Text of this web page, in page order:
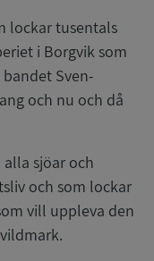
lockar tusentals
i Borgvik som
bandet Sven-
och nu och då
alla sjöar och
och som lockar
vill uppleva den